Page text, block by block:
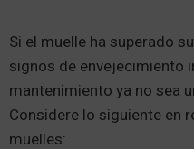
Si el muelle ha superado
signos de envejecimiento
mantenimiento ya no sea
Considere lo siguiente en
muelles: